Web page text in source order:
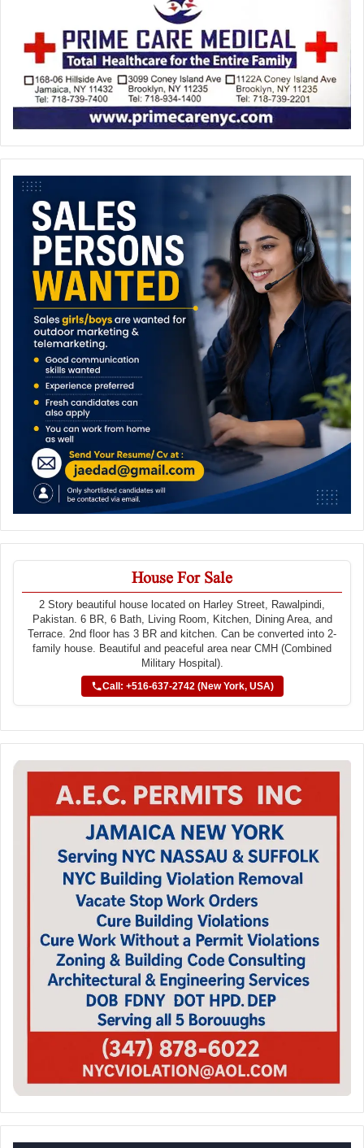
House For Sale
2 Story beautiful house located on Harley Street, Rawalpindi,
Pakistan. 6 BR, 6 Bath, Living Room, Kitchen, Dining Area, and
Terrace. 2nd floor has 3 BR and kitchen. Can be converted into 2-
family house. Beautiful and peaceful area near CMH (Combined
Military Hospital).
Call: +516-637-2742 (New York, USA)